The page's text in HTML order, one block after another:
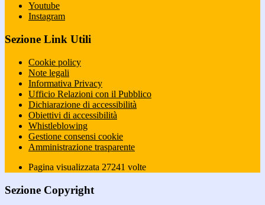
Youtube
Instagram
Sezione Link Utili
Cookie policy
Note legali
Informativa Privacy
Ufficio Relazioni con il Pubblico
Dichiarazione di accessibilità
Obiettivi di accessibilità
Whistleblowing
Gestione consensi cookie
Amministrazione trasparente
Pagina visualizzata 27241 volte
Sezione Copyright